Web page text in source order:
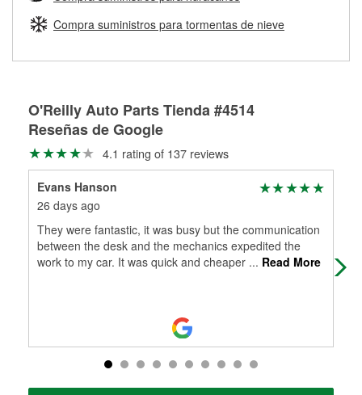
Herramientas de O'Reilly
pueden ser reutilizados, podemos ayudarte a encontrar las
partes de reemplazo correctas para tu reparación.
Rectificación de tambores y discos de freno
Compra suministros para tormentas de nieve
O'Reilly Auto Parts Tienda #4514
Reseñas de Google
4.1 rating of 137 reviews
Evans Hanson
26 days ago
They were fantastic, it was busy but the communication
between the desk and the mechanics expedited the
work to my car. It was quick and cheaper ... Read More